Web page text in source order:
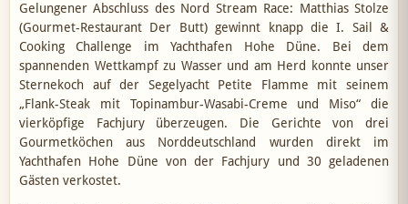
Gelungener Abschluss des Nord Stream Race: Matthias Stolze
(Gourmet-Restaurant Der Butt) gewinnt knapp die I. Sail &
Cooking Challenge im Yachthafen Hohe Düne. Bei dem
spannenden Wettkampf zu Wasser und am Herd konnte unser
Sternekoch auf der Segelyacht Petite Flamme mit seinem
„Flank-Steak mit Topinambur-Wasabi-Creme und Miso“ die
vierköpfige Fachjury überzeugen. Die Gerichte von drei
Gourmetköchen aus Norddeutschland wurden direkt im
Yachthafen Hohe Düne von der Fachjury und 30 geladenen
Gästen verkostet.